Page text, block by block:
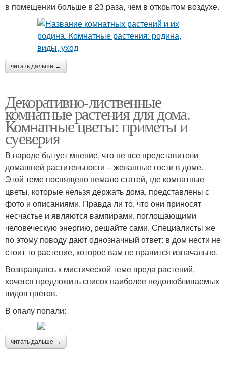
в помещении больше в 23 раза, чем в открытом воздухе.
читать дальше →
Декоративно-лиственные
комнатные растения для дома.
Комнатные цветы: приметы и
суеверия
В народе бытует мнение, что не все представители
домашней растительности – желанные гости в доме.
Этой теме посвящено немало статей, где комнатные
цветы, которые нельзя держать дома, представлены с
фото и описаниями. Правда ли то, что они приносят
несчастье и являются вампирами, поглощающими
человеческую энергию, решайте сами. Специалисты же
по этому поводу дают однозначный ответ: в дом нести не
стоит то растение, которое вам не нравится изначально.
Возвращаясь к мистической теме вреда растений,
хочется предложить список наиболее недолюбливаемых
видов цветов.
В опалу попали:
читать дальше →